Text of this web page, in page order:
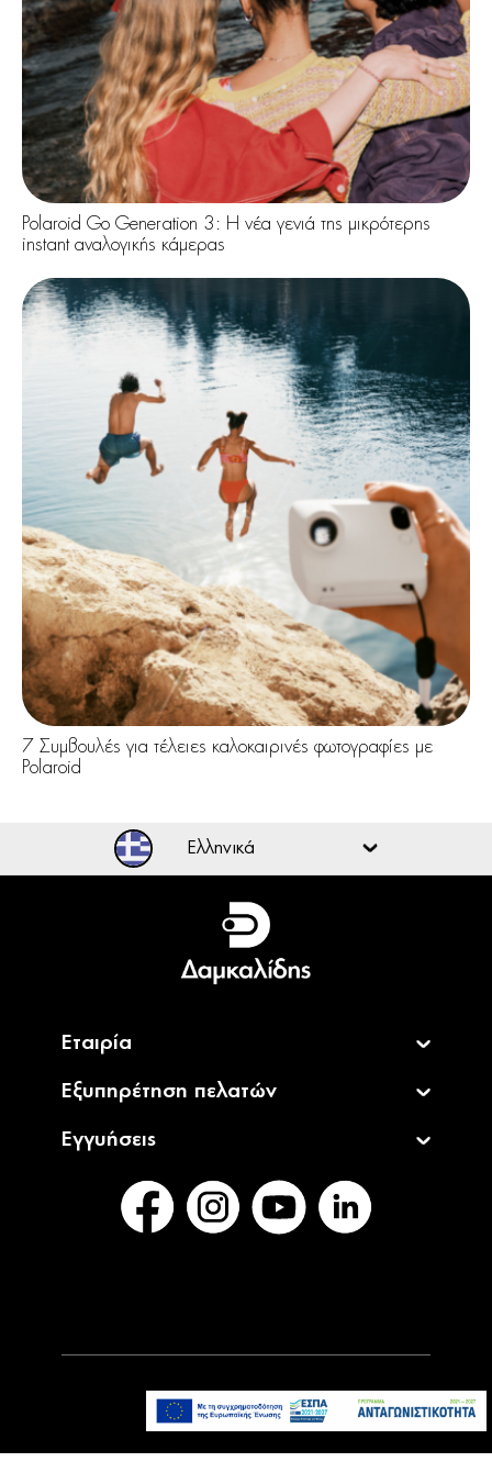
Polaroid Go Generation 3: Η νέα γενιά της μικρότερης
instant αναλογικής κάμερας
7 Συμβουλές για τέλειες καλοκαιρινές φωτογραφίες με
Polaroid
Ελληνικά
Ελληνικά
English
Εταιρία
Εξυπηρέτηση πελατών
Εγγυήσεις